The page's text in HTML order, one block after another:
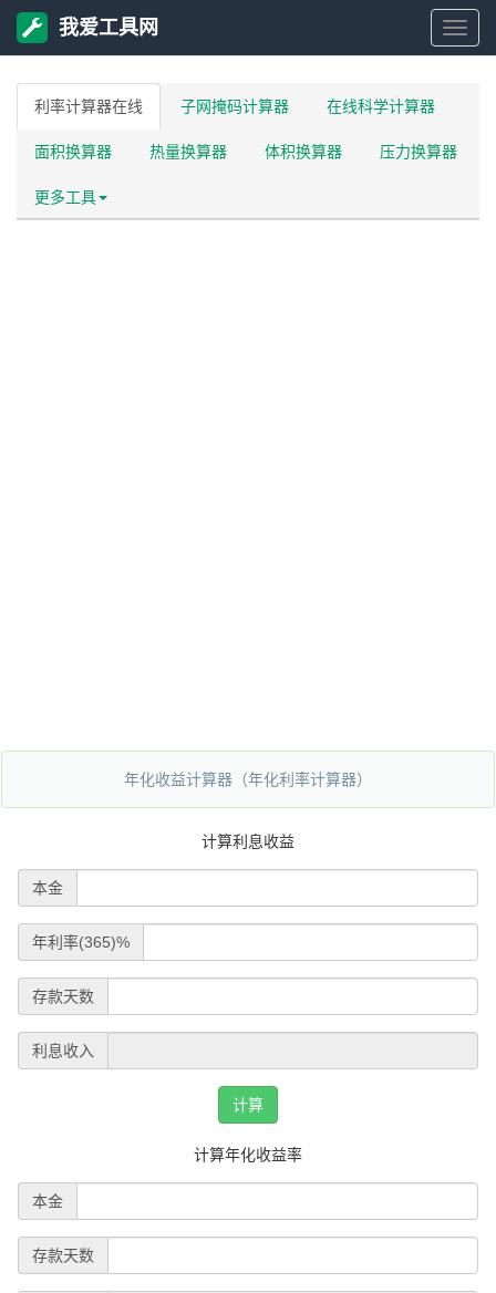
我
工
我爱工具网
利率计算器在线 子网掩码计算器 在线科学计算器
面积换算器 热量换算器 体积换算器 压力换算器
更多工具
年化收益计算器（年化利率计算器）
计算利息收益
本金
年利率(365)%
存款天数
利息收入
计算
计算年化收益率
本金
存款天数